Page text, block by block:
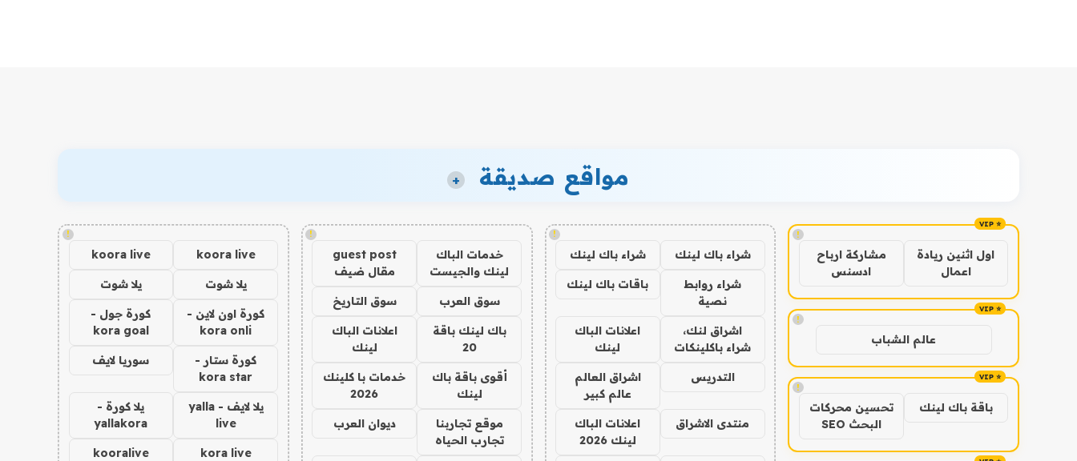
مواقع صديقة +
!
اول اثنين ريادة
اعمال
مشاركة ارباح
ادسنس
!
عالم الشباب
!
باقة باك لينك
تحسين محركات
البحث SEO
!
شراء باك لينك شراء باك لينك
شراء روابط
نصية
باقات باك لينك
اشراق لنك،
شراء باكلينكات
اعلانات الباك
لينك
التدريس
اشراق العالم
عالم كبير
منتدى الاشراق
اعلانات الباك
لينك 2026
!
خدمات الباك
لينك والجيست
guest post
مقال ضيف
سوق العرب سوق التاريخ
باك لينك باقة
20
اعلانات الباك
لينك
أقوى باقة باك
لينك
خدمات با كلينك
2026
موقع تجاربنا
تجارب الحياه
ديوان العرب
!
koora live
koora live
يلا شوت يلا شوت
كورة اون لاين -
kora onli
كورة جول -
kora goal
كورة ستار -
kora star
سوريا لايف
يلا لايف - yalla
live
يلا كورة -
yallakora
kora live
kooralive